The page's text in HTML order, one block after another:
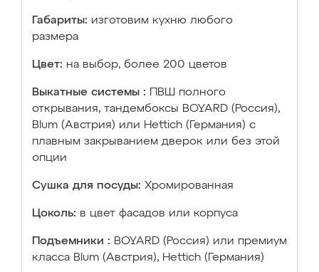
Габариты: изготовим кухню любого
размера
Цвет: на выбор, более 200 цветов
Выкатные системы :
ПВШ полного
открывания, тандембоксы BOYARD (Россия),
Blum (Австрия) или Hettich (Германия) с
плавным закрыванием дверок или без этой
опции
Сушка для посуды: Хромированная
Цоколь: в цвет фасадов или корпуса
Подъемники : BOYARD (Россия) или премиум
класса Blum (Австрия), Hettich (Германия)